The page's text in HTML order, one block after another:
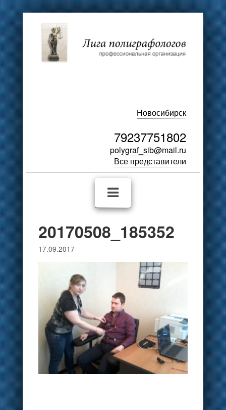
Новосибирск
79237751802
polygraf_sib@mail.ru
Все представители
20170508_185352
17.09.2017 -